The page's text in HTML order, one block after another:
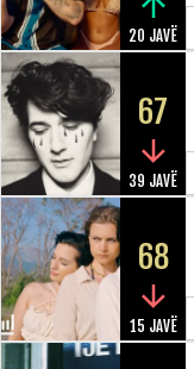
20 JAVË
67
39 JAVË
68
15 JAVË